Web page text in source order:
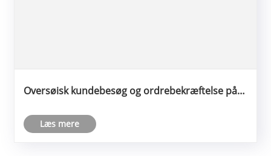
Oversøisk kundebesøg og ordrebekræftelse på
Læs mere